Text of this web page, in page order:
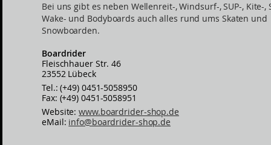
Bei uns gibt es neben Wellenreit-, Windsurf-, SUP-, Kite-,
Wake- und Bodyboards auch alles rund ums Skaten und
Snowboarden.
Boardrider
Fleischhauer Str. 46
23552 Lübeck
Tel.: (+49) 0451-5058950
Fax: (+49) 0451-5058951
Website:www.boardrider-shop.de
eMail: info@boardrider-shop.de